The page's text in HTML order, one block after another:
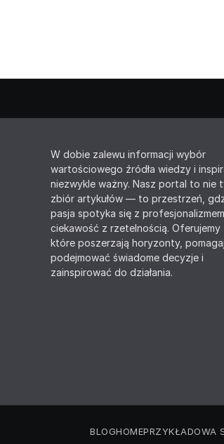
W dobie zalewu informacji wybór
wartościowego źródła wiedzy i
niezwykle ważny. Nasz portal to nie
zbiór artykułów — to przestrzeń,
pasja spotyka się z
ciekawość z rzetelnością. Oferujemy
które poszerzają horyzonty,
podejmować świadome decyzje i
zainspirować do działania.
BLOGHOMEPRZYKŁADOWA